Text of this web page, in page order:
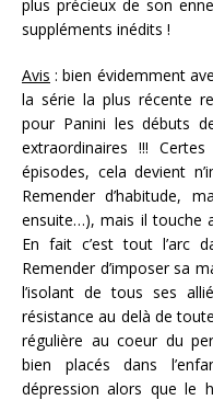
plus précieux de son
suppléments inédits !
Avis : bien évidemment
la série la plus récente
pour Panini les débuts
extraordinaires !!!
épisodes, cela devient
Remender d’habitude,
ensuite…), mais il touche
En fait c’est tout l’arc
Remender d’imposer sa
l’isolant de tous ses
résistance au delà de
régulière au coeur du
bien placés dans
dépression alors que le